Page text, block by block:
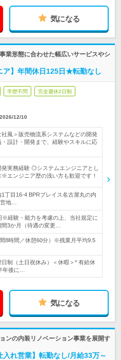
気になる
業形態に合わせた幅広いサービスやシ
ア】年間休日125日★転勤なし
学歴不問 完全週休2日制
2026/12/10
社風＞販売物流系システムなどの開発
設計・開発まで、経験やスキルに応
発実務経験 ◎システムエンジニアとし
エンジニア歴の浅い方も歓迎です！
丁目16-4 BPRプレイス名古屋丸の内
地…
※経験・能力を考慮の上、当社規定に
3か月（待遇の変更…
8時間／休憩60分）※残業月平均9.5
制（土日祝休み）＜休暇＞* 有給休
年後に…
気になる
ンの内装リノベーション事業を展開す
れ営業】転勤なし/月給33万～